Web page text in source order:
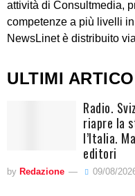
attività di Consultmedia,
competenze a più livelli
NewsLinet è distribuito
ULTIMI
Radio.
riapre la
l’Italia.
editori
by Redazione 09/08/